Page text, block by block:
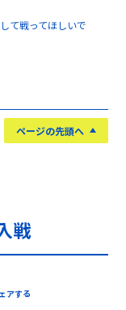
て戦ってほしいで
ページの先頭へ
戦
アする